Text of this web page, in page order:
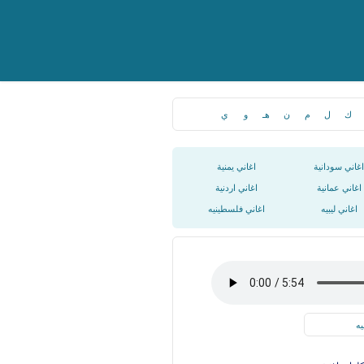
ك ل م ن هـ و ي
اغاني سودانية اغاني يمنية
اغاني عمانية اغاني اردنية
اغاني ليبيه اغاني فلسطينيه